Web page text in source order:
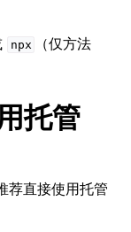
npx
（仅方法
托管
荐直接使用托管